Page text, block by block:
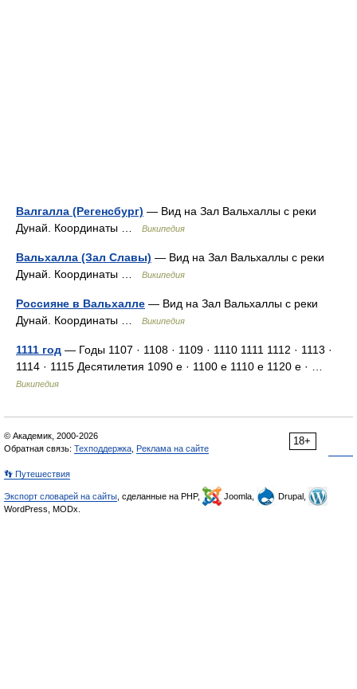
Валгалла (Регенсбург) — Вид на Зал Вальхаллы с реки
Дунай. Координаты …
Википедия
Вальхалла (Зал Славы) — Вид на Зал Вальхаллы с реки
Дунай. Координаты …
Википедия
Россияне в Вальхалле — Вид на Зал Вальхаллы с реки
Дунай. Координаты …
Википедия
1111 год — Годы 1107 · 1108 · 1109 · 1110 1111 1112 · 1113 ·
1114 · 1115 Десятилетия 1090 е · 1100 е 1110 е 1120 е · …
Википедия
18+
© Академик, 2000-2026
Обратная связь: Техподдержка Реклама на сайте
👣 Путешествия
Экспорт словарей на сайты , сделанные на PHP, Joomla,
Drupal,
WordPress, MODx.